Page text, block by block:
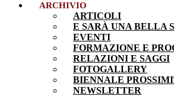
ARCHIVIO
ARTICOLI
E SARÀ UNA BELLA
EVENTI
FORMAZIONE E
RELAZIONI E SAGGI
FOTOGALLERY
BIENNALE
NEWSLETTER